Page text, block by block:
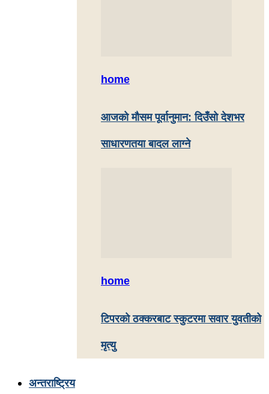
home
आजको मौसम पूर्वानुमान: दिउँसो देशभर
साधारणतया बादल लाग्ने
home
टिपरको ठक्करबाट स्कुटरमा सवार युवतीको
मृत्यु
अन्तराष्ट्रिय